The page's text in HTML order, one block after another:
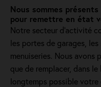
Nous sommes
pour remettre en état
Notre secteur d'activité
les portes de garages,
menuiseries. Nous
que de remplacer, dans
longtemps possible votre